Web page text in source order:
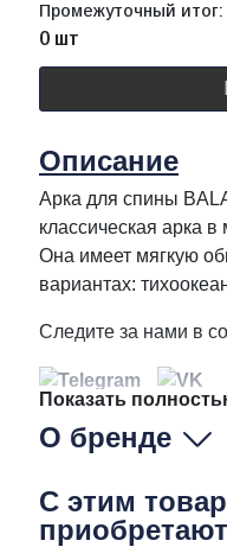
Промежуточный итог:
0 шт
Описание
Арка для спины
классическая арка
Она имеет мягкую
вариантах:
Следите за нами в
Показать
О бренде
С этим
приобретают